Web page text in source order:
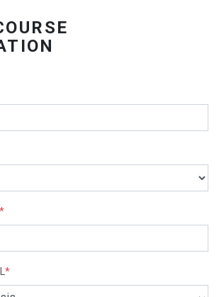
*
*